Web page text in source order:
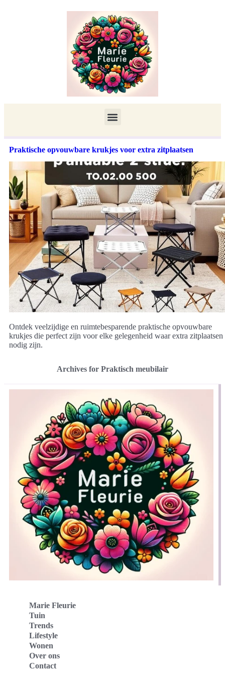
Praktische opvouwbare krukjes voor extra zitplaatsen
Ontdek veelzijdige en ruimtebesparende praktische opvouwbare
krukjes die perfect zijn voor elke gelegenheid waar extra zitplaatsen
nodig zijn.
Archives for Praktisch meubilair
Marie Fleurie
Tuin
Trends
Lifestyle
Wonen
Over ons
Contact